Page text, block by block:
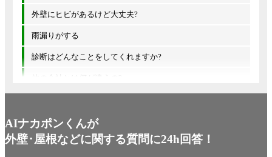
外壁にヒビがあるけど大丈夫?
雨漏りがする
診断はどんなことをしてくれますか?
他の会社とは何が違うの?
AIナカポンくんが
外壁･屋根などに関する質問に24h回答！